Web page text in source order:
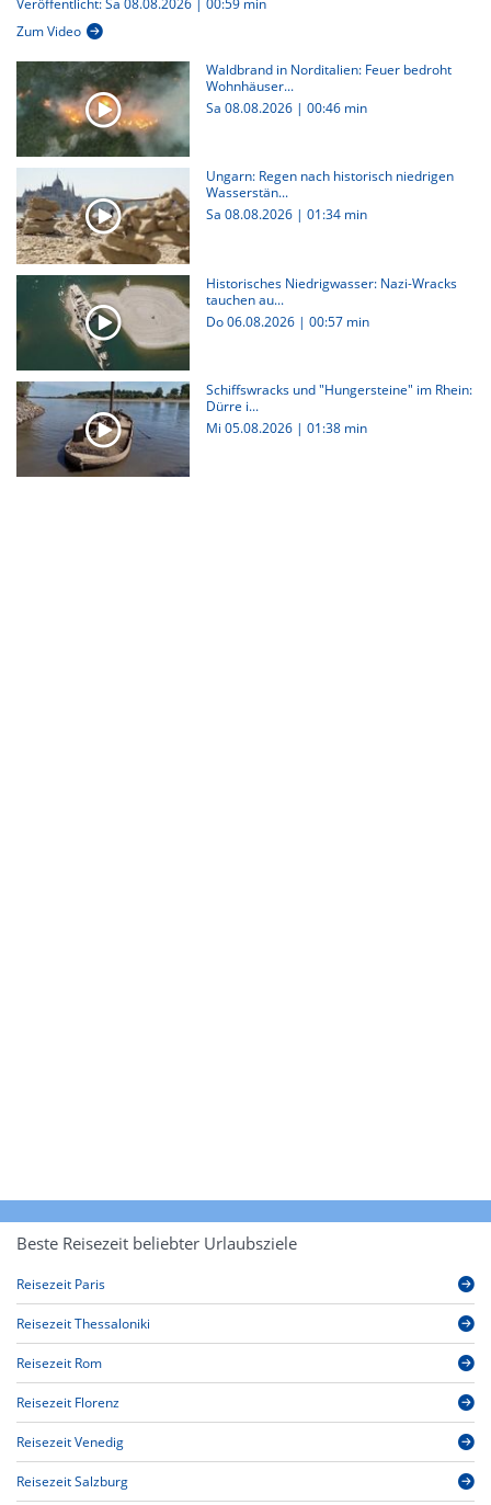
Veröffentlicht: Sa 08.08.2026 | 00:59 min
Zum Video
Waldbrand in Norditalien: Feuer bedroht
Wohnhäuser...
Sa 08.08.2026 | 00:46 min
Ungarn: Regen nach historisch niedrigen
Wasserstän...
Sa 08.08.2026 | 01:34 min
Historisches Niedrigwasser: Nazi-Wracks
tauchen au...
Do 06.08.2026 | 00:57 min
Schiffswracks und "Hungersteine" im Rhein:
Dürre i...
Mi 05.08.2026 | 01:38 min
Beste Reisezeit beliebter Urlaubsziele
Reisezeit Paris
Reisezeit Thessaloniki
Reisezeit Rom
Reisezeit Florenz
Reisezeit Venedig
Reisezeit Salzburg